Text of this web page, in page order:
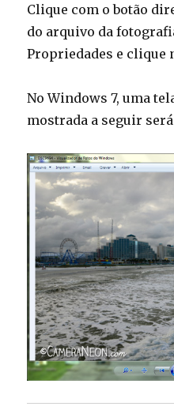
Clique com o botão
do arquivo da
Propriedades e clique
No Windows 7, uma
mostrada a seguir